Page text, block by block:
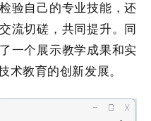
验自己的专业技能，还
流切磋，共同提升。同
一个展示教学成果和实
术教育的创新发展。